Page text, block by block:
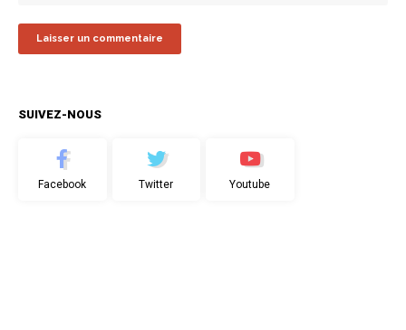
SUIVEZ-NOUS
Facebook Twitter Youtube